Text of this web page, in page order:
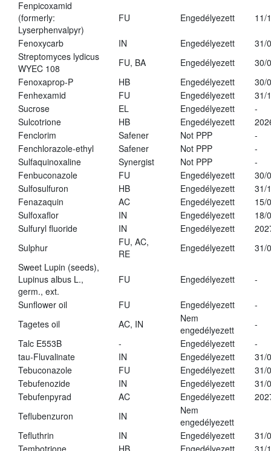
Fenpicoxamid
(formerly:
Lyserphenvalpyr)
FU Engedélyezett 11/
Fenoxycarb IN Engedélyezett
31/
Streptomyces lydicus
WYEC 108
FU, BA Engedélyezett
30/
Fenoxaprop-P
HB Engedélyezett
30/
Fenhexamid
FU Engedélyezett
31/
Sucrose
EL Engedélyezett
-
Sulcotrione
HB Engedélyezett
Fenclorim
Safener Not PPP
-
Fenchlorazole-ethyl
Safener Not PPP
-
Sulfaquinoxaline
Synergist Not PPP
-
Fenbuconazole
FU Engedélyezett
30/
Sulfosulfuron
HB Engedélyezett
31/
Fenazaquin
AC Engedélyezett
15/
Sulfoxaflor
IN Engedélyezett
18/
Sulfuryl fluoride
IN Engedélyezett
Sulphur
FU, AC,
RE
Engedélyezett
31/
Sweet Lupin (seeds),
Lupinus albus L.,
germ., ext.
FU Engedélyezett -
Sunflower oil FU Engedélyezett
-
Tagetes oil
AC, IN
Nem
engedélyezett
-
Talc E553B
- Engedélyezett
-
tau-Fluvalinate
IN Engedélyezett
31/
Tebuconazole
FU Engedélyezett
31/
Tebufenozide
IN Engedélyezett
31/
Tebufenpyrad
AC Engedélyezett
Teflubenzuron
IN
Nem
engedélyezett
Tefluthrin
IN Engedélyezett
31/